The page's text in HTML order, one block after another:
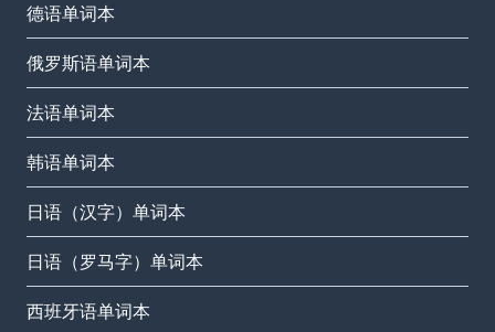
德语单词本
俄罗斯语单词本
法语单词本
韩语单词本
日语（汉字）单词本
日语（罗马字）单词本
西班牙语单词本